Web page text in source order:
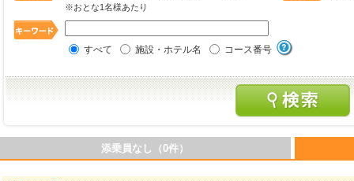
※おとな1名様あたり
すべて 施設・ホテル名 コース番号
添乗員なし（0件）